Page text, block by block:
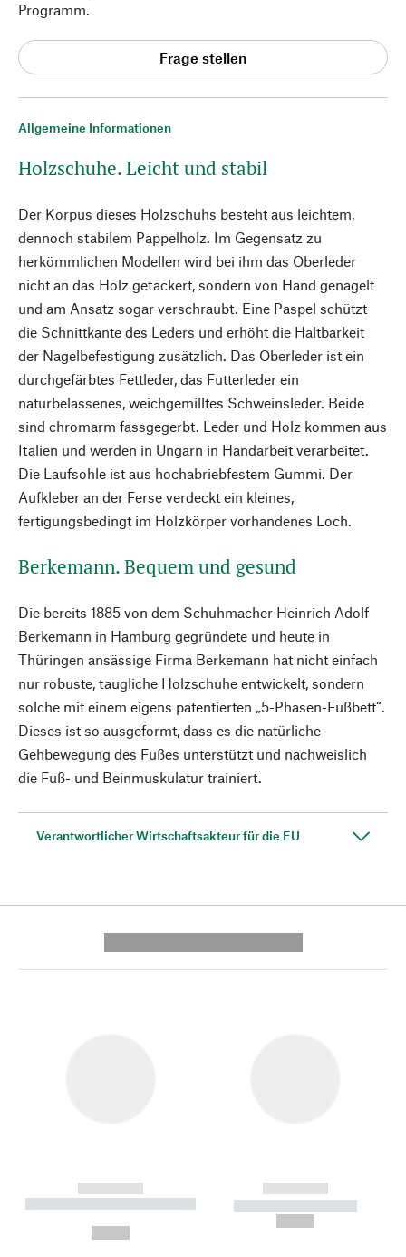
Allgemeine Informationen
Holzschuhe. Leicht und stabil
Der Korpus dieses Holzschuhs besteht aus leichtem,
dennoch stabilem Pappelholz. Im Gegensatz zu
herkömmlichen Modellen wird bei ihm das Oberleder
nicht an das Holz getackert, sondern von Hand genagelt
und am Ansatz sogar verschraubt. Eine Paspel schützt
die Schnittkante des Leders und erhöht die Haltbarkeit
der Nagelbefestigung zusätzlich. Das Oberleder ist ein
durchgefärbtes Fettleder, das Futterleder ein
naturbelassenes, weichgemilltes Schweinsleder. Beide
sind chromarm fassgegerbt. Leder und Holz kommen aus
Italien und werden in Ungarn in Handarbeit verarbeitet.
Die Laufsohle ist aus hochabriebfestem Gummi. Der
Aufkleber an der Ferse verdeckt ein kleines,
fertigungsbedingt im Holzkörper vorhandenes Loch.
Berkemann. Bequem und gesund
Die bereits 1885 von dem Schuhmacher Heinrich Adolf
Berkemann in Hamburg gegründete und heute in
Thüringen ansässige Firma Berkemann hat nicht einfach
nur robuste, taugliche Holzschuhe entwickelt, sondern
solche mit einem eigens patentierten „5-Phasen-Fußbett“.
Dieses ist so ausgeformt, dass es die natürliche
Gehbewegung des Fußes unterstützt und nachweislich
die Fuß- und Beinmuskulatur trainiert.
Verantwortlicher Wirtschaftsakteur für die EU
Programm.
Frage stellen
------------
----------- ----------- --------
------------
----------- -----------